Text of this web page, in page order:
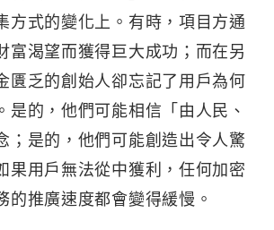
方式的變化上。有時，項目方通
富渴望而獲得巨大成功；而在另
匱乏的創始人卻忘記了用戶為何
是的，他們可能相信「由人民、
；是的，他們可能創造出令人驚
果用戶無法從中獲利，任何加密
的推廣速度都會變得緩慢。